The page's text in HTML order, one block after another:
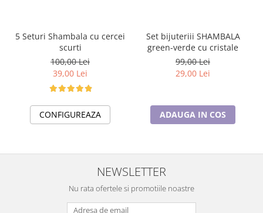
5 Seturi Shambala cu cercei
scurti
100,00 Lei
39,00 Lei
CONFIGUREAZA
Set bijuteriii SHAMBALA
green-verde cu cristale
99,00 Lei
29,00 Lei
ADAUGA IN COS
NEWSLETTER
Nu rata ofertele si promotiile noastre